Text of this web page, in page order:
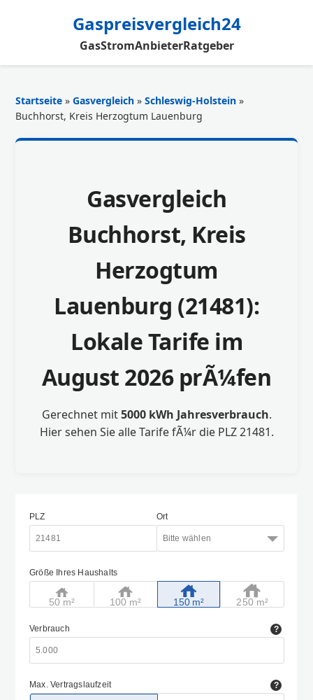
Gaspreisvergleich24
GasStromAnbieterRatgeber
Startseite »Gasvergleich »Schleswig-Holstein »
Buchhorst, Kreis Herzogtum Lauenburg
Gasvergleich
Buchhorst, Kreis
Herzogtum
Lauenburg (21481):
Lokale Tarife im
August 2026 prÃ¼fen
Gerechnet mit5000 kWh Jahresverbrauch.
Hier sehen Sie alle Tarife fÃ¼r die PLZ 21481.